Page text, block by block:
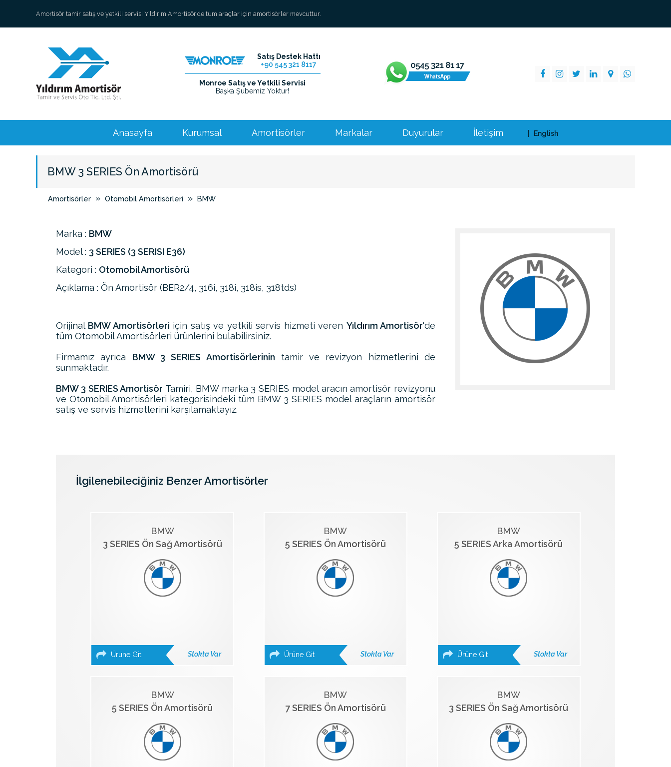
Amortisör tamir satış ve yetkili servisi Yıldırım Amortisör’de tüm araçlar için amortisörler mevcuttur.
Satış Destek Hattı
+90 545 321 8117
Monroe Satış ve Yetkili Servisi
Başka Şubemiz Yoktur!
Anasayfa Kurumsal Amortisörler Markalar Duyurular İletişim English
BMW 3 SERIES Ön Amortisörü
Amortisörler » Otomobil Amortisörleri » BMW
Marka : BMW
Model : 3 SERIES (3 SERISI E36)
Kategori : Otomobil Amortisörü
Açıklama : Ön Amortisör (BER2/4, 316i, 318i, 318is, 318tds)
Orijinal BMW Amortisörleri için satış ve yetkili servis hizmeti veren Yıldırım Amortisör'de
tüm Otomobil Amortisörleri ürünlerini bulabilirsiniz.
Firmamız ayrıca BMW 3 SERIES Amortisörlerinin tamir ve revizyon hizmetlerini de
sunmaktadır.
BMW 3 SERIES Amortisör Tamiri, BMW marka 3 SERIES model aracın amortisör revizyonu
ve Otomobil Amortisörleri kategorisindeki tüm BMW 3 SERIES model araçların amortisör
satış ve servis hizmetlerini karşılamaktayız.
İlgilenebileciğiniz Benzer Amortisörler
BMW
3 SERIES Ön Sağ Amortisörü
Ürüne Git Stokta Var
BMW
5 SERIES Ön Amortisörü
Ürüne Git Stokta Var
BMW
5 SERIES Arka Amortisörü
Ürüne Git Stokta Var
BMW
5 SERIES Ön Amortisörü
BMW
7 SERIES Ön Amortisörü
BMW
3 SERIES Ön Sağ Amortisörü